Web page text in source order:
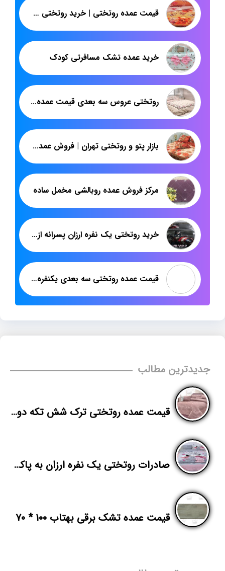
قیمت عمده روتختی | خرید روتختی شیک و ارزان پسرانه | پاندا
خرید عمده تشک مسافرتی کودک
روتختی عروس سه بعدی قیمت عمده از تولیدی پاندا
بازار پتو و روتختی تهران | فروش عمده روتختی ترک دونفره
مرکز فروش عمده روبالشی مخمل ساده
خرید روتختی یک نفره ارزان پسرانه از تولیدی پاندا
قیمت عمده روتختی سه بعدی یکنفره چهار تکه
جدیدترین مطالب
قیمت عمده روتختی ترک شش تکه دونفره
صادرات روتختی یک نفره ارزان به پاکستان
قیمت عمده تشک برقی بهتاب ۱۰۰ * ۷۰